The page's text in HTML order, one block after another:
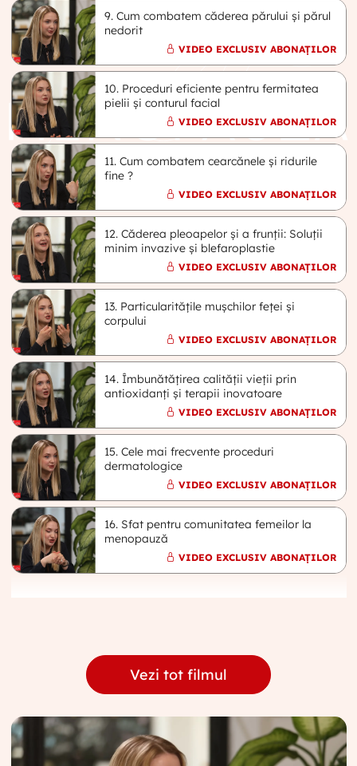
9. Cum combatem căderea părului și părul
nedorit
VIDEO EXCLUSIV ABONAȚILOR
10. Proceduri eficiente pentru fermitatea
pielii și conturul facial
VIDEO EXCLUSIV ABONAȚILOR
11. Cum combatem cearcănele și ridurile
fine ?
VIDEO EXCLUSIV ABONAȚILOR
12. Căderea pleoapelor și a frunții: Soluții
minim invazive și blefaroplastie
VIDEO EXCLUSIV ABONAȚILOR
13. Particularitățile mușchilor feței și
corpului
VIDEO EXCLUSIV ABONAȚILOR
14. Îmbunătățirea calității vieții prin
antioxidanți și terapii inovatoare
VIDEO EXCLUSIV ABONAȚILOR
15. Cele mai frecvente proceduri
dermatologice
VIDEO EXCLUSIV ABONAȚILOR
16. Sfat pentru comunitatea femeilor la
menopauză
VIDEO EXCLUSIV ABONAȚILOR
Vezi tot filmul